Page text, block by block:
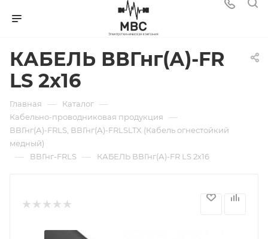
КАБЕЛЬ ВВГнг(А)-FR
LS 2х16
Главная — Каталог —
Кабельно-проводниковая продукция —
ВВГнг(А)-FRLS, ВВГнг(А)-FRLSLTX (Кабель огнестойкий
медный)
— ВВГнг-FRLS — КАБЕЛЬ ВВГнг(А)-FR LS 2х16